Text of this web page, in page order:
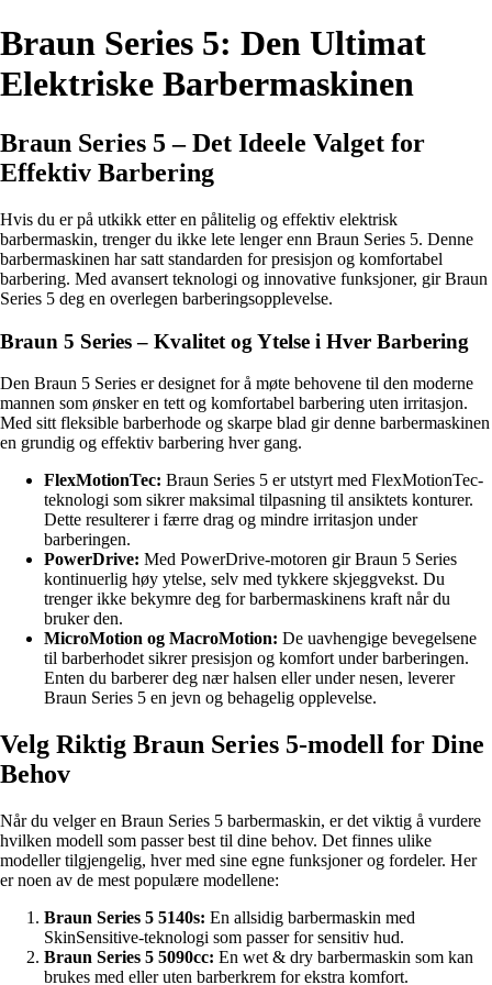
Braun Series 5: Den Ultimat
Elektriske Barbermaskinen
Braun Series 5 – Det Ideele Valget for
Effektiv Barbering
Hvis du er på utkikk etter en pålitelig og effektiv elektrisk
barbermaskin, trenger du ikke lete lenger enn Braun Series 5. Denne
barbermaskinen har satt standarden for presisjon og komfortabel
barbering. Med avansert teknologi og innovative funksjoner, gir Braun
Series 5 deg en overlegen barberingsopplevelse.
Braun 5 Series – Kvalitet og Ytelse i Hver Barbering
Den Braun 5 Series er designet for å møte behovene til den moderne
mannen som ønsker en tett og komfortabel barbering uten irritasjon.
Med sitt fleksible barberhode og skarpe blad gir denne barbermaskinen
en grundig og effektiv barbering hver gang.
FlexMotionTec: Braun Series 5 er utstyrt med FlexMotionTec-
teknologi som sikrer maksimal tilpasning til ansiktets konturer.
Dette resulterer i færre drag og mindre irritasjon under
barberingen.
PowerDrive: Med PowerDrive-motoren gir Braun 5 Series
kontinuerlig høy ytelse, selv med tykkere skjeggvekst. Du
trenger ikke bekymre deg for barbermaskinens kraft når du
bruker den.
MicroMotion og MacroMotion: De uavhengige bevegelsene
til barberhodet sikrer presisjon og komfort under barberingen.
Enten du barberer deg nær halsen eller under nesen, leverer
Braun Series 5 en jevn og behagelig opplevelse.
Velg Riktig Braun Series 5-modell for Dine
Behov
Når du velger en Braun Series 5 barbermaskin, er det viktig å vurdere
hvilken modell som passer best til dine behov. Det finnes ulike
modeller tilgjengelig, hver med sine egne funksjoner og fordeler. Her
er noen av de mest populære modellene:
Braun Series 5 5140s: En allsidig barbermaskin med
SkinSensitive-teknologi som passer for sensitiv hud.
Braun Series 5 5090cc: En wet & dry barbermaskin som kan
brukes med eller uten barberkrem for ekstra komfort.